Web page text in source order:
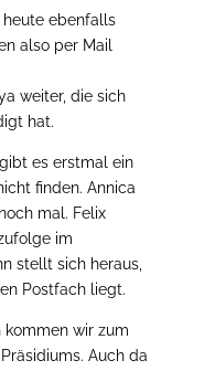
ebenfalls
also per Mail
weiter, die sich
hat.
es erstmal ein
finden. Annica
mal. Felix
im
stellt sich heraus,
Postfach liegt.
kommen wir zum
Auch da